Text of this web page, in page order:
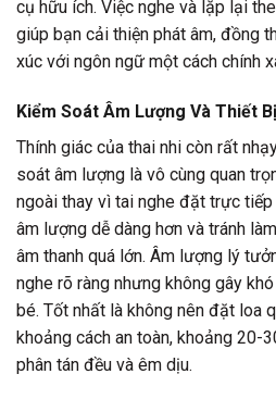
cụ hữu ích. Việc nghe và lặp lại
giúp bạn cải thiện phát âm, đồng
xúc với ngôn ngữ một cách chính
Kiểm Soát Âm Lượng Và Thiết
Thính giác của thai nhi còn rất
soát âm lượng là vô cùng quan
ngoài thay vì tai nghe đặt trực
âm lượng dễ dàng hơn và tránh
âm thanh quá lớn. Âm lượng lý
nghe rõ ràng nhưng không gây
bé. Tốt nhất là không nên đặt loa
khoảng cách an toàn, khoảng 20-
phân tán đều và êm dịu.